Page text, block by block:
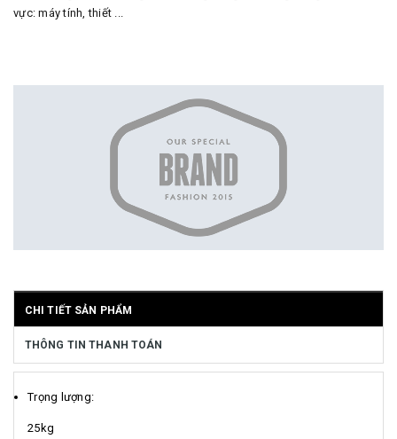
vực: máy tính, thiết ...
CHI TIẾT SẢN PHẨM
THÔNG TIN THANH TOÁN
Trọng lượng:
25kg